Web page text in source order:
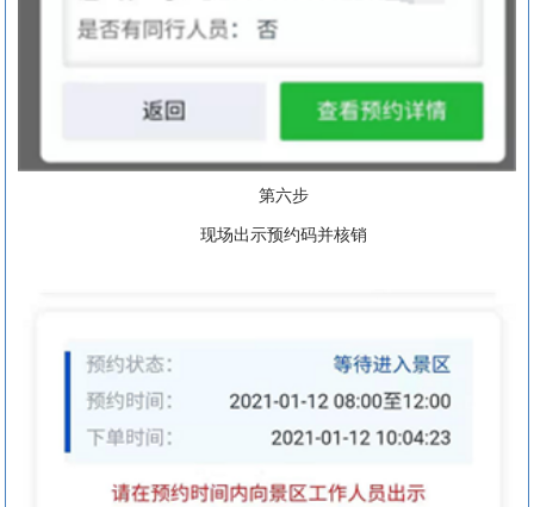
第六步
现场出示预约码并核销